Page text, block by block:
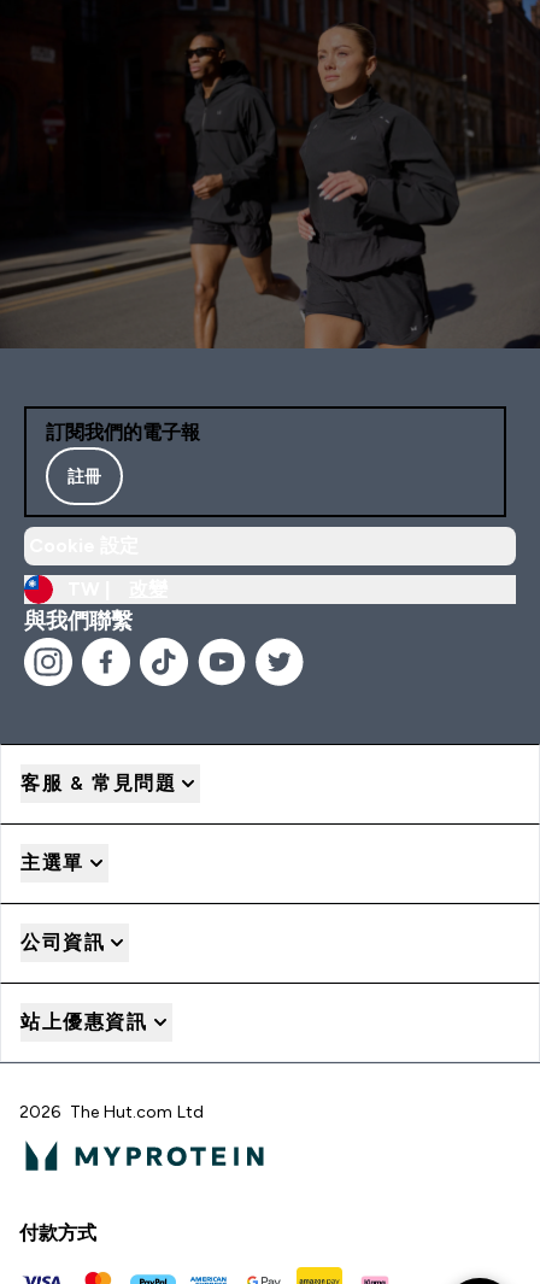
訂閱我們的電子報
註冊
與我們聯繫
客服 & 常見問題
主選單
公司資訊
站上優惠資訊
2026 The Hut.com Ltd
付款方式